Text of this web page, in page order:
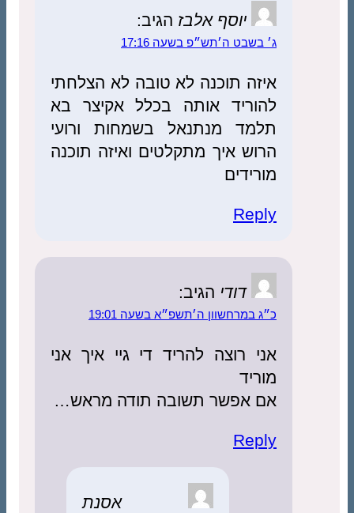
יוסף אלבז הגיב:
ג׳ בשבט ה׳תש״פ בשעה 17:16
איזה תוכנה לא טובה לא הצלחתי
להוריד אותה בכלל אקיצר בא
תלמד מנתנאל בשמחות ורועי
הרוש איך מתקלטים ואיזה תוכנה
מורידים
Reply
דודי הגיב:
כ״ג במרחשוון ה׳תשפ״א בשעה 19:01
אני רוצה להריד די גיי איך אני
מוריד
אם אפשר תשובה תודה מראש…
Reply
אסנת